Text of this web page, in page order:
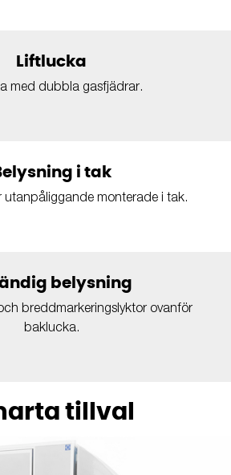
Liftlucka
med dubbla gasfjädrar.
i tak
utanpåliggande monterade i tak.
belysning
breddmarkeringslyktor ovanför
baklucka.
tillval